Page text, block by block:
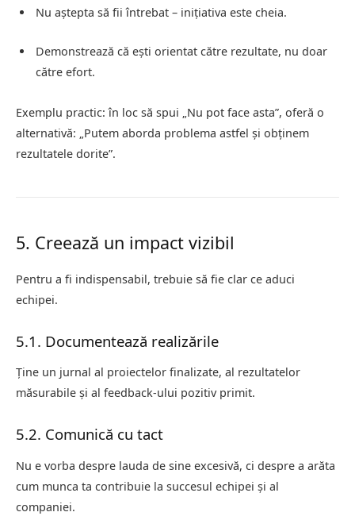
Nu aștepta să fii întrebat – inițiativa este cheia.
Demonstrează că ești orientat către rezultate, nu doar
către efort.
Exemplu practic: în loc să spui „Nu pot face asta”, oferă o
alternativă: „Putem aborda problema astfel și obținem
rezultatele dorite”.
5. Creează un impact vizibil
Pentru a fi indispensabil, trebuie să fie clar ce aduci
echipei.
5.1. Documentează realizările
Ține un jurnal al proiectelor finalizate, al rezultatelor
măsurabile și al feedback-ului pozitiv primit.
5.2. Comunică cu tact
Nu e vorba despre lauda de sine excesivă, ci despre a arăta
cum munca ta contribuie la succesul echipei și al
companiei.